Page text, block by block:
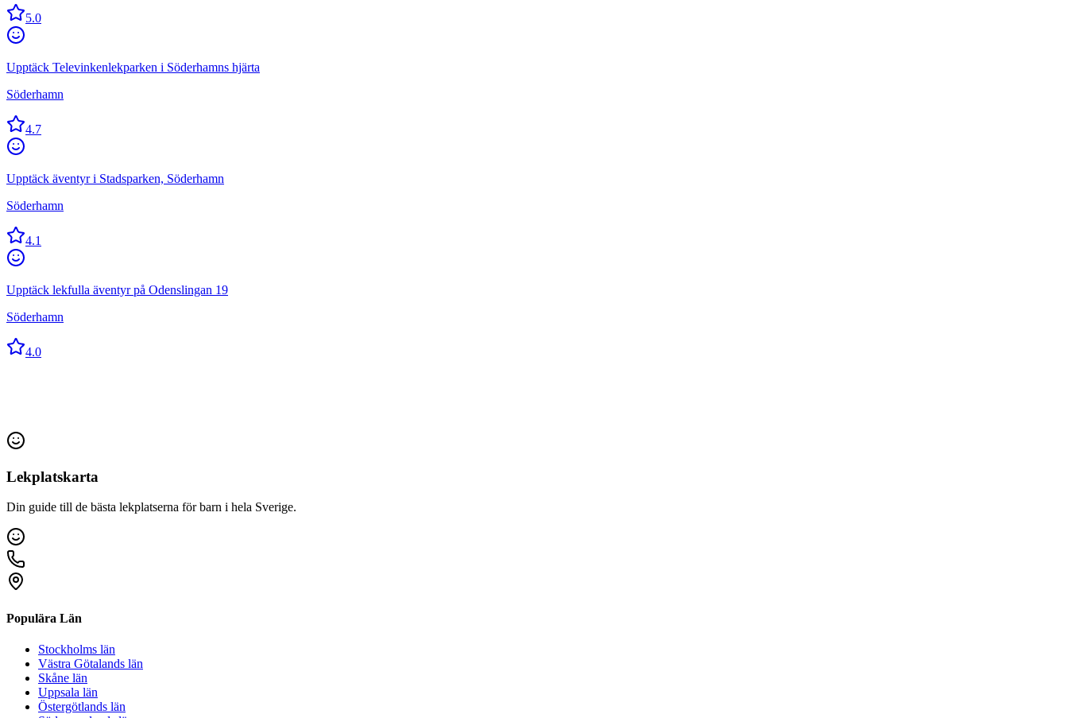
5.0
Upptäck Televinkenlekparken i Söderhamns hjärta
Söderhamn
4.7
Upptäck äventyr i Stadsparken, Söderhamn
Söderhamn
4.1
Upptäck lekfulla äventyr på Odenslingan 19
Söderhamn
4.0
Lekplatskarta
Din guide till de bästa lekplatserna för barn i hela Sverige.
Populära Län
Stockholms län
Västra Götalands län
Skåne län
Uppsala län
Östergötlands län